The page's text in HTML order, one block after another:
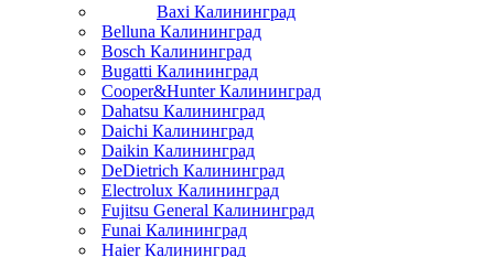
Baxi Калининград
Belluna Калининград
Bosch Калининград
Bugatti Калининград
Cooper&Hunter Калининград
Dahatsu Калининград
Daichi Калининград
Daikin Калининград
DeDietrich Калининград
Electrolux Калининград
Fujitsu General Калининград
Funai Калининград
Haier Калининград